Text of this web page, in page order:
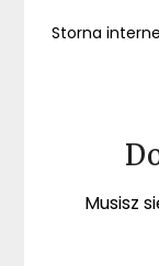
Storna
Musisz